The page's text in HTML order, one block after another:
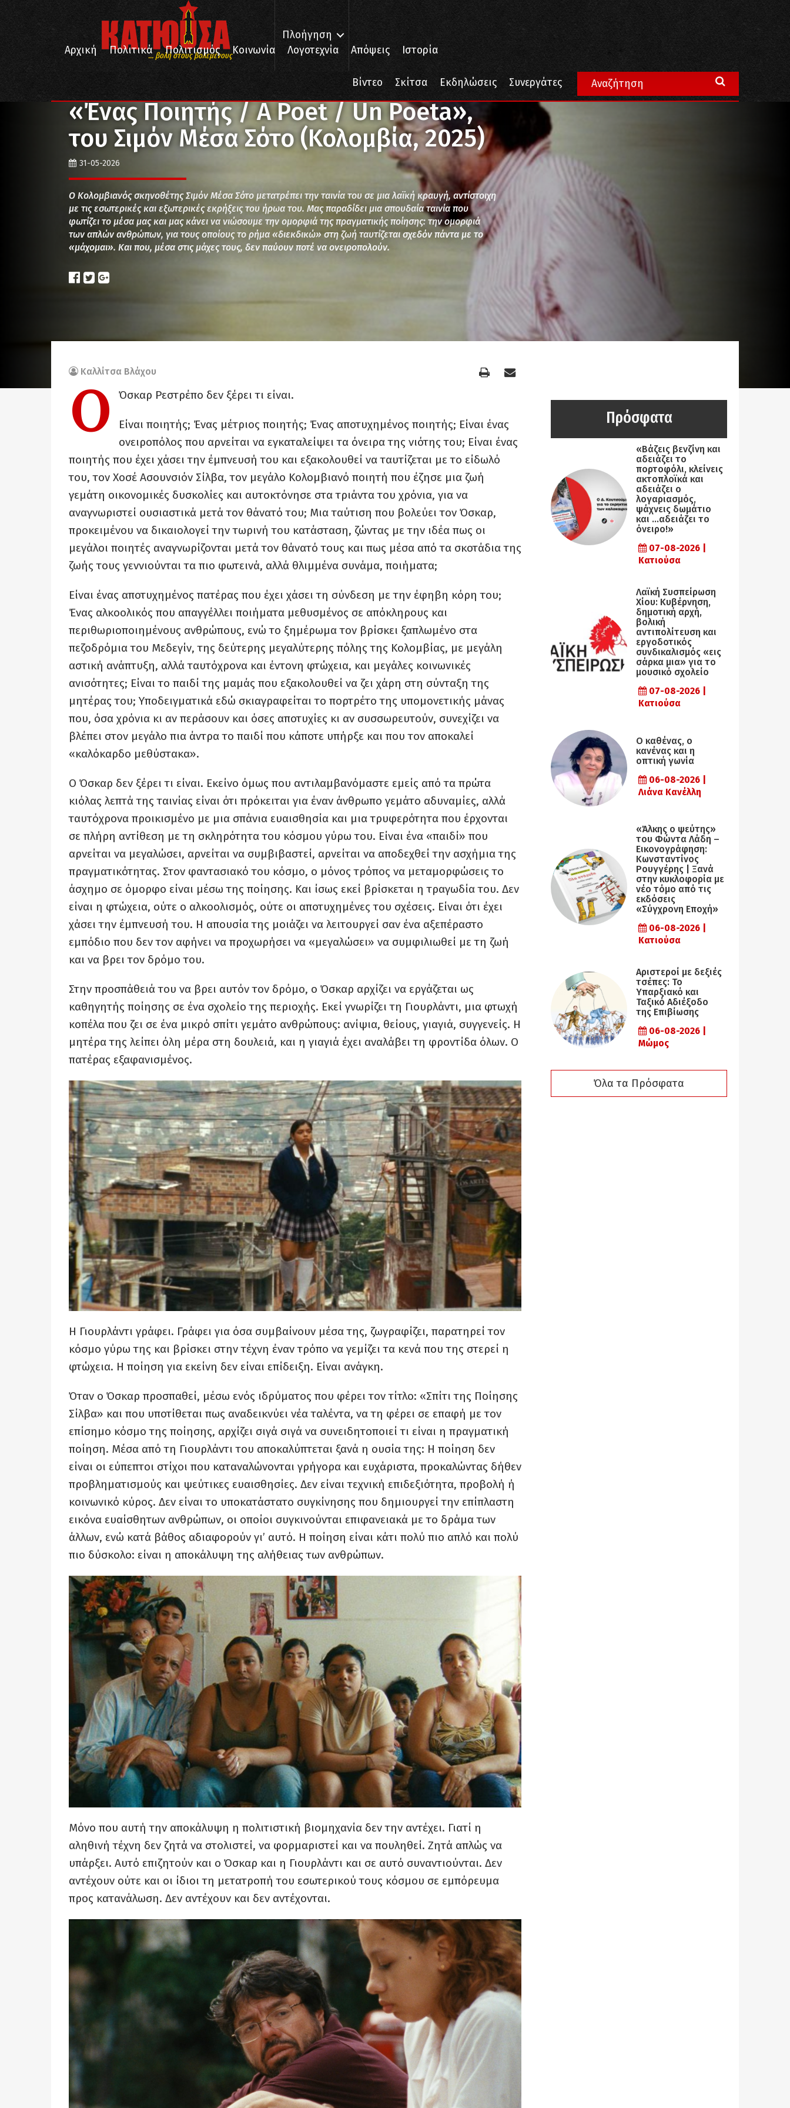
... βολή στους βολεμένους
Πλοήγηση
Αρχική
Πολιτικά Πολιτισμός Κοινωνία Λογοτεχνία Απόψεις Ιστορία
Βίντεο Σκίτσα Εκδηλώσεις Συνεργάτες
Πολιτισμός «Ένας Ποιητής / A Poet / Un Poeta», του Σιμόν Μέσα Σότο (Κολομβία, 2025)
«Ένας Ποιητής / A Poet / Un Poeta»,
του Σιμόν Μέσα Σότο (Κολομβία, 2025)
31-05-2026
O Κολομβιανός σκηνοθέτης Σιμόν Μέσα Σότο μετατρέπει την ταινία του σε μια λαϊκή κραυγή, αντίστοιχη
με τις εσωτερικές και εξωτερικές εκρήξεις του ήρωα του. Μας παραδίδει μια σπουδαία ταινία που
φωτίζει το μέσα μας και μας κάνει να νιώσουμε την ομορφιά της πραγματικής ποίησης: την ομορφιά
των απλών ανθρώπων, για τους οποίους το ρήμα «διεκδικώ» στη ζωή ταυτίζεται σχεδόν πάντα με το
«μάχομαι». Και που, μέσα στις μάχες τους, δεν παύουν ποτέ να ονειροπολούν.
Καλλίτσα Βλάχου
Ο Όσκαρ Ρεστρέπο δεν ξέρει τι είναι.
Είναι ποιητής; Ένας μέτριος ποιητής; Ένας αποτυχημένος ποιητής; Είναι ένας
ονειροπόλος που αρνείται να εγκαταλείψει τα όνειρα της νιότης του; Είναι ένας
ποιητής που έχει χάσει την έμπνευσή του και εξακολουθεί να ταυτίζεται με το είδωλό
του, τον Χοσέ Ασουνσιόν Σίλβα, τον μεγάλο Κολομβιανό ποιητή που έζησε μια ζωή
γεμάτη οικονομικές δυσκολίες και αυτοκτόνησε στα τριάντα του χρόνια, για να
αναγνωριστεί ουσιαστικά μετά τον θάνατό του; Μια ταύτιση που βολεύει τον Όσκαρ,
προκειμένου να δικαιολογεί την τωρινή του κατάσταση, ζώντας με την ιδέα πως οι
μεγάλοι ποιητές αναγνωρίζονται μετά τον θάνατό τους και πως μέσα από τα σκοτάδια της
ζωής τους γεννιούνται τα πιο φωτεινά, αλλά θλιμμένα συνάμα, ποιήματα;
Είναι ένας αποτυχημένος πατέρας που έχει χάσει τη σύνδεση με την έφηβη κόρη του;
Ένας αλκοολικός που απαγγέλλει ποιήματα μεθυσμένος σε απόκληρους και
περιθωριοποιημένους ανθρώπους, ενώ το ξημέρωμα τον βρίσκει ξαπλωμένο στα
πεζοδρόμια του Μεδεγίν, της δεύτερης μεγαλύτερης πόλης της Κολομβίας, με μεγάλη
αστική ανάπτυξη, αλλά ταυτόχρονα και έντονη φτώχεια, και μεγάλες κοινωνικές
ανισότητες; Είναι το παιδί της μαμάς που εξακολουθεί να ζει χάρη στη σύνταξη της
μητέρας του; Υποδειγματικά εδώ σκιαγραφείται το πορτρέτο της υπομονετικής μάνας
που, όσα χρόνια κι αν περάσουν και όσες αποτυχίες κι αν συσσωρευτούν, συνεχίζει να
βλέπει στον μεγάλο πια άντρα το παιδί που κάποτε υπήρξε και που τον αποκαλεί
«καλόκαρδο μεθύστακα».
Ο Όσκαρ δεν ξέρει τι είναι. Εκείνο όμως που αντιλαμβανόμαστε εμείς από τα πρώτα
κιόλας λεπτά της ταινίας είναι ότι πρόκειται για έναν άνθρωπο γεμάτο αδυναμίες, αλλά
ταυτόχρονα προικισμένο με μια σπάνια ευαισθησία και μια τρυφερότητα που έρχονται
σε πλήρη αντίθεση με τη σκληρότητα του κόσμου γύρω του. Είναι ένα «παιδί» που
αρνείται να μεγαλώσει, αρνείται να συμβιβαστεί, αρνείται να αποδεχθεί την ασχήμια της
πραγματικότητας. Στον φαντασιακό του κόσμο, ο μόνος τρόπος να μεταμορφώσεις το
άσχημο σε όμορφο είναι μέσω της ποίησης. Και ίσως εκεί βρίσκεται η τραγωδία του. Δεν
είναι η φτώχεια, ούτε ο αλκοολισμός, ούτε οι αποτυχημένες του σχέσεις. Είναι ότι έχει
χάσει την έμπνευσή του. Η απουσία της μοιάζει να λειτουργεί σαν ένα αξεπέραστο
εμπόδιο που δεν τον αφήνει να προχωρήσει να «μεγαλώσει» να συμφιλιωθεί με τη ζωή
και να βρει τον δρόμο του.
Στην προσπάθειά του να βρει αυτόν τον δρόμο, ο Όσκαρ αρχίζει να εργάζεται ως
καθηγητής ποίησης σε ένα σχολείο της περιοχής. Εκεί γνωρίζει τη Γιουρλάντι, μια φτωχή
κοπέλα που ζει σε ένα μικρό σπίτι γεμάτο ανθρώπους: ανίψια, θείους, γιαγιά, συγγενείς. Η
μητέρα της λείπει όλη μέρα στη δουλειά, και η γιαγιά έχει αναλάβει τη φροντίδα όλων. Ο
πατέρας εξαφανισμένος.
Η Γιουρλάντι γράφει. Γράφει για όσα συμβαίνουν μέσα της, ζωγραφίζει, παρατηρεί τον
κόσμο γύρω της και βρίσκει στην τέχνη έναν τρόπο να γεμίζει τα κενά που της στερεί η
φτώχεια. Η ποίηση για εκείνη δεν είναι επίδειξη. Είναι ανάγκη.
Όταν ο Όσκαρ προσπαθεί, μέσω ενός ιδρύματος που φέρει τον τίτλο: «Σπίτι της Ποίησης
Σίλβα» και που υποτίθεται πως αναδεικνύει νέα ταλέντα, να τη φέρει σε επαφή με τον
επίσημο κόσμο της ποίησης, αρχίζει σιγά σιγά να συνειδητοποιεί τι είναι η πραγματική
ποίηση. Μέσα από τη Γιουρλάντι του αποκαλύπτεται ξανά η ουσία της: Η ποίηση δεν
είναι οι εύπεπτοι στίχοι που καταναλώνονται γρήγορα και ευχάριστα, προκαλώντας δήθεν
προβληματισμούς και ψεύτικες ευαισθησίες. Δεν είναι τεχνική επιδεξιότητα, προβολή ή
κοινωνικό κύρος. Δεν είναι το υποκατάστατο συγκίνησης που δημιουργεί την επίπλαστη
εικόνα ευαίσθητων ανθρώπων, οι οποίοι συγκινούνται επιφανειακά με το δράμα των
άλλων, ενώ κατά βάθος αδιαφορούν γι’ αυτό. Η ποίηση είναι κάτι πολύ πιο απλό και πολύ
πιο δύσκολο: είναι η αποκάλυψη της αλήθειας των ανθρώπων.
Μόνο που αυτή την αποκάλυψη η πολιτιστική βιομηχανία δεν την αντέχει. Γιατί η
αληθινή τέχνη δεν ζητά να στολιστεί, να φορμαριστεί και να πουληθεί. Ζητά απλώς να
υπάρξει. Αυτό επιζητούν και ο Όσκαρ και η Γιουρλάντι και σε αυτό συναντιούνται. Δεν
αντέχουν ούτε και οι ίδιοι τη μετατροπή του εσωτερικού τους κόσμου σε εμπόρευμα
προς κατανάλωση. Δεν αντέχουν και δεν αντέχονται.
Πρόσφατα
«Βάζεις βενζίνη και
αδειάζει το
πορτοφόλι, κλείνεις
ακτοπλοϊκά και
αδειάζει ο
λογαριασμός,
ψάχνεις δωμάτιο
και …αδειάζει το
όνειρο!»
07-08-2026 |
Κατιούσα
Λαϊκή Συσπείρωση
Χίου: Κυβέρνηση,
δημοτική αρχή,
βολική
αντιπολίτευση και
εργοδοτικός
συνδικαλισμός «εις
σάρκα μια» για το
μουσικό σχολείο
07-08-2026 |
Κατιούσα
Ο καθένας, ο
κανένας και η
οπτική γωνία
06-08-2026 |
Λιάνα Κανέλλη
«Άλκης ο ψεύτης»
του Φώντα Λάδη –
Εικονογράφηση:
Κωνσταντίνος
Ρουγγέρης | Ξανά
στην κυκλοφορία με
νέο τόμο από τις
εκδόσεις
«Σύγχρονη Εποχή»
06-08-2026 |
Κατιούσα
Αριστεροί με δεξιές
τσέπες: Το
Υπαρξιακό και
Ταξικό Αδιέξοδο
της Επιβίωσης
06-08-2026 |
Μώμος
Όλα τα Πρόσφατα